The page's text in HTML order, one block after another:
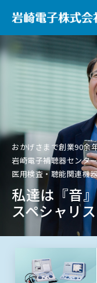
おかげさまで創業90余
岩崎電子補聴器センタ
医用検査・聴能関連機
私達は『音
スペシャリ